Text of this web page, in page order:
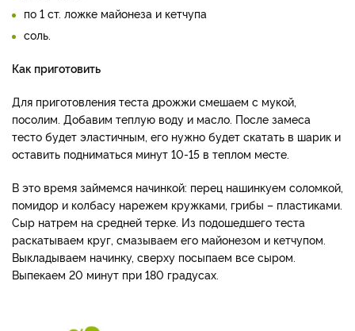
по 1 ст. ложке майонеза и кетчупа
соль.
Как приготовить
Для приготовления теста дрожжи смешаем с мукой,
посолим. Добавим теплую воду и масло. После замеса
тесто будет эластичным, его нужно будет скатать в шарик и
оставить подниматься минут 10-15 в теплом месте.
В это время займемся начинкой: перец нашинкуем соломкой,
помидор и колбасу нарежем кружками, грибы – пластиками.
Сыр натрем на средней терке. Из подошедшего теста
раскатываем круг, смазываем его майонезом и кетчупом.
Выкладываем начинку, сверху посыпаем все сыром.
Выпекаем 20 минут при 180 градусах.